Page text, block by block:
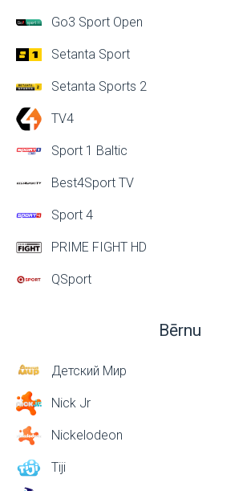
Go3 Sport Open
Setanta Sport
Setanta Sports 2
TV4
Sport 1 Baltic
Best4Sport TV
Sport 4
PRIME FIGHT HD
QSport
Bērnu
Детский Мир
Nick Jr
Nickelodeon
Tiji